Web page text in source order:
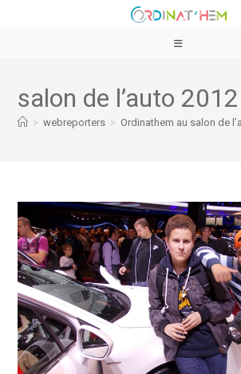
salon de l’auto 2012
> webreporters > Ordinathem au salon de